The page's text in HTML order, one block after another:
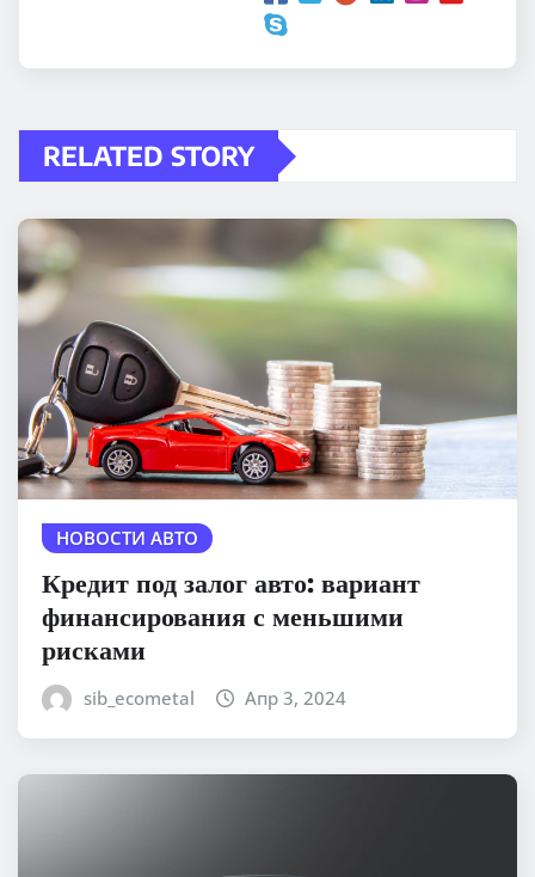
RELATED STORY
НОВОСТИ АВТО
Кредит под залог авто: вариант
финансирования с меньшими
рисками
sib_ecometal Апр 3, 2024